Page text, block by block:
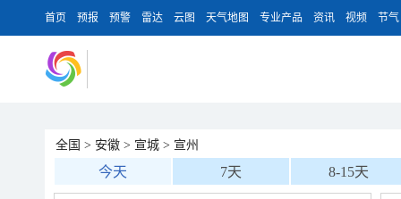
首页 预报 预警 雷达 云图 天气地图 专业产品 资讯 视频 节气
全国 > 安徽 > 宣城 > 宣州
今天 7天 8-15天